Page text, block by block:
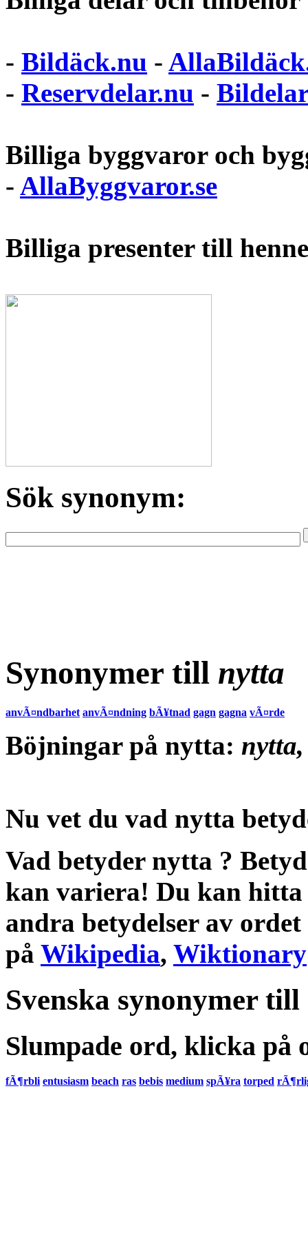
- Bildäck.nu -
- Reservdelar.nu - Bildelar
Billiga byggvaror och
- AllaByggvaror.se
Billiga presenter till
Sök synonym:
Synonymer till nytta
anvÃ¤ndbarhet anvÃ¤ndning bÃ¥tnad gagn gagna vÃ¤rde
Böjningar på nytta:
Nu vet du vad nytta
Vad betyder nytta ?
kan variera! Du kan
andra betydelserav ordet
på Wikipedia, Wiktionary
Svenska synonymer
Slumpade ord, klicka på
fÃ¶rbli entusiasm beach ras bebis medium spÃ¥ra torped